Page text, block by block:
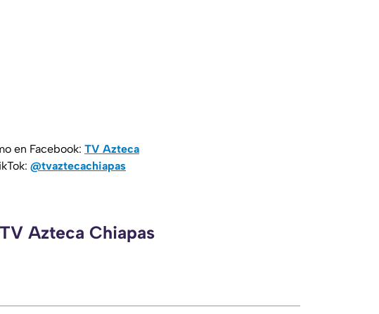
en Facebook: TV Azteca
@tvaztecachiapas
Azteca Chiapas